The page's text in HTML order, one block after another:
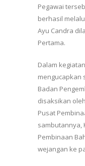
Pegawai
berhasil
Ayu Candra
Pertama.
Dalam
mengucapkan
Badan
disaksikan
Pusat
sambutannya,
Pembinaan
wejangan ke